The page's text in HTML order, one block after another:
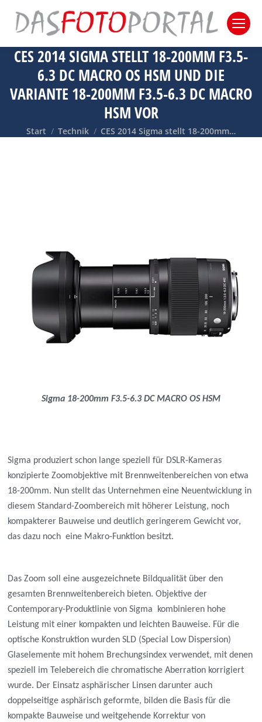
CES 2014 SIGMA STELLT 18-200MM F3.5-
6.3 DC MACRO OS HSM UND DIE
VARIANTE 18-200MM F3.5-6.3 DC MACRO
HSM VOR
Sie befinden sich hier:
Start Technik CES 2014 Sigma stellt 18-200mm…
Sigma 18-200mm F3.5-6.3 DC MACRO OS HSM
Sigma produziert schon lange speziell für DSLR-Kameras
konzipierte Zoomobjektive mit Brennweitenbereichen von etwa
18-200mm. Nun stellt das Unternehmen eine Neuentwicklung in
diesem Standard-Zoombereich mit höherer Leistung, noch
kompakterer Bauweise und deutlich geringerem Gewicht vor,
das dazu noch eine Makro-Funktion besitzt.
Das Zoom soll eine ausgezeichnete Bildqualität über den
gesamten Brennweitenbereich bieten. Objektive der
Contemporary-Produktlinie von Sigma kombinieren hohe
Leistung mit einer kompakten und leichten Bauweise. Für die
optische Konstruktion wurden SLD (Special Low Dispersion)
Glaselemente mit hohem Brechungsindex verwendet, mit denen
speziell im Telebereich die chromatische Aberration korrigiert
wurde. Der Einsatz asphärischer Linsen darunter auch
doppelseitige asphärisch geformte, bilden die Basis für die
kompakte Bauweise und weitgehende Korrektur von